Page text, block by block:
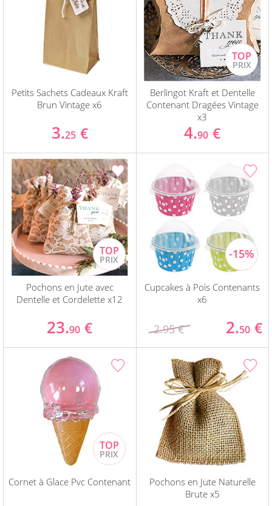
Petits Sachets Cadeaux Kraft
Brun Vintage x6
3.25 €
Berlingot Kraft et Dentelle
Contenant Dragées Vintage
x3
4.90 €
Pochons en Jute avec
Dentelle et Cordelette x12
23.90 €
Cupcakes à Pois Contenants
x6
2.95 € 2.50 €
Cornet à Glace Pvc Contenant
Pochons en Jute Naturelle
Brute x5